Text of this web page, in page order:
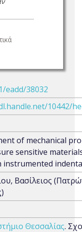
eadd/38032
10442/
of mechanical
sensitive
instrumented
Βασίλειος
Θεσσαλίας.